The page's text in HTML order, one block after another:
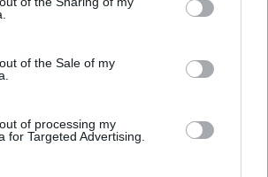
of the Sale of my
of processing my
for Targeted Advertising.
laiko bandymu įsitvirtinti
jis yra neteisus